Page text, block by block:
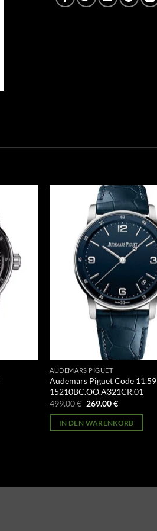
AUDEMARS PIGUET
Audemars Piguet Code 11.59
15210BC.OO.A321CR.01
499.00€ Ursprünglicher
war:
499.00 €
269.00€Aktueller
ist:
269.00 €.
IN DEN WARENKORB